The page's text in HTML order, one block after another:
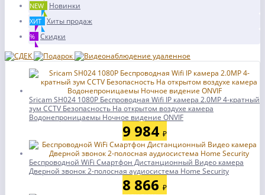
NEW Новинки
ХИТ Хиты продаж
% Скидки
Sricam SH024 1080P Беспроводная Wifi IP камера 2.0MP 4-кратный
зум CCTV Безопасность На открытом воздухе камера
Водонепроницаемы Ночное видение ONVIF
9 984 ₽
Беспроводной WiFi Смартфон Дистанционный Видео камера
Дверной звонок 2-полосная аудиосистема Home Security
8 866 ₽